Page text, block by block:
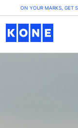
ON YOUR MARKS, GET